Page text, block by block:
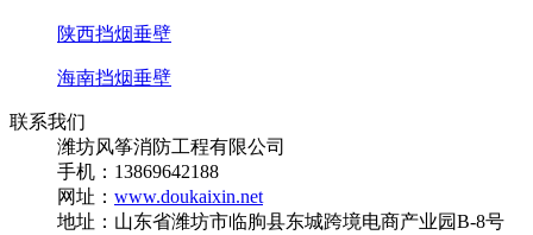
陕西挡烟垂壁
海南挡烟垂壁
联系我们
潍坊风筝消防工程有限公司
手机：13869642188
网址： www.doukaixin.net
地址：山东省潍坊市临朐县东城跨境电商产业园B-8号